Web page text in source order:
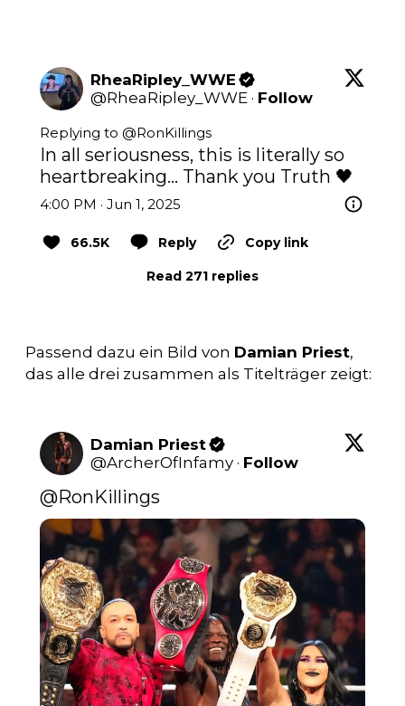
RheaRipley_WWE
@RheaRipley_WWE · Follow
Replying to @RonKillings
In all seriousness, this is literally so
heartbreaking… Thank you Truth 🖤
4:00 PM · Jun 1, 2025
66.5K Reply Copy link
Read 271 replies
Passend dazu ein Bild von Damian Priest,
das alle drei zusammen als Titelträger zeigt:
Damian Priest
@ArcherOfInfamy · Follow
@RonKillings